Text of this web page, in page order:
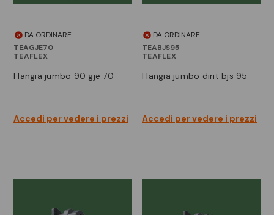
DA ORDINARE
TEAGJE70
TEAFLEX
flangia jumbo 90 gje 70
Accedi per vedere i prezzi
DA ORDINARE
TEABJS95
TEAFLEX
flangia jumbo dirit bjs 95
Accedi per vedere i prezzi